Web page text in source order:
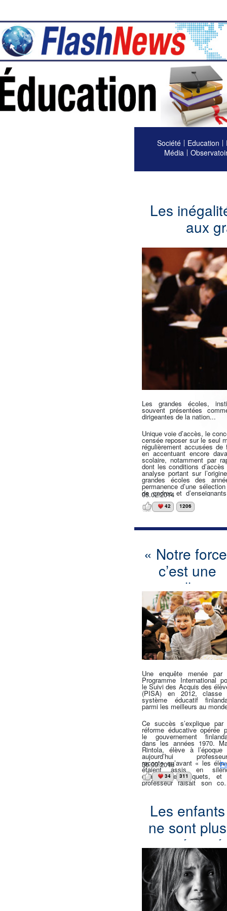
Société Education
Média
Les
aux
Les grandes écoles,
souvent présentées
dirigeantes de la nation...
Unique voie d’accès, le
censée reposer sur le seul
régulièrement accusées
en accentuant encore
scolaire, notamment par
dont les conditions
analyse portant sur
grandes écoles des
permanence d’une
de cadres et
d’intégrer une grande
dans une période
dans l’enseignement
relatives d’accès selon
recrutement des grandes
inégalités d’accès aux
fois dans le renforcement
spécificité et dans la
universitaires qui
professionnalisantes.
05.02.2014
42 1206
« Notre
c’est une
excellente
éducation »
Une enquête menée par
Programme International
le Suivi des Acquis des
(PISA) en 2012, classe
système éducatif
parmi les meilleurs au
Ce succès s’explique par
réforme éducative opérée
le gouvernement
dans les années 1970.
Rintola, élève à l’époque
aujourd’hui
raconte qu’avant « les
étaient assis en
comme des piquets, et
professeur faisait son
déplacer dans la classe.
résultats montrent que
seulement les
finlandais ont
confiance en eux-
mais également que
résultats sont
Ainsi, la Finlande est
première pour
de la lecture et des
en Europe, et quatrième
les mathématiques,
malgré les quatre-vingt-
minutes de cours en moins
semaine par rapport à
homologues français.
30.09.2016
34 311
Les enfants
ne sont plus
en sécurité
dans les
écoles